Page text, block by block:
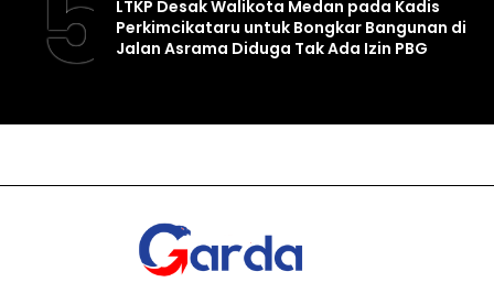
LTKP Desak Walikota Medan pada Kadis
Perkimcikataru untuk Bongkar Bangunan di
Jalan Asrama Diduga Tak Ada Izin PBG